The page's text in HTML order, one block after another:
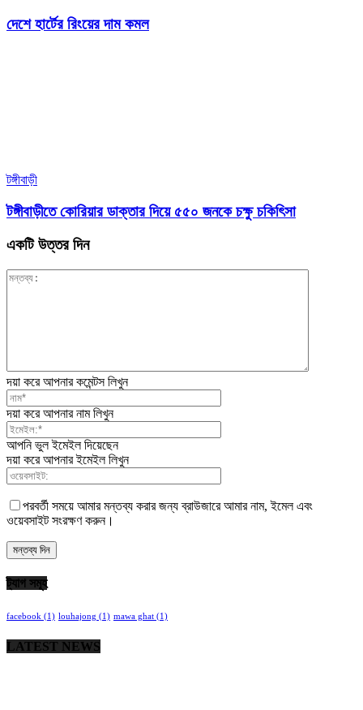
দেশে হার্টের রিংয়ের দাম কমল
টঙ্গীবাড়ী
টঙ্গীবাড়ীতে কোরিয়ার ডাক্তার দিয়ে ৫৫০ জনকে চক্ষু চকিৎিসা
একটি উত্তর দিন
দয়া করে আপনার কমেন্টস লিখুন
দয়া করে আপনার নাম লিখুন
আপনি ভুল ইমেইল দিয়েছেন
দয়া করে আপনার ইমেইল লিখুন
পরবর্তী সময়ে আমার মন্তব্য করার জন্য ব্রাউজারে আমার নাম, ইমেল এবং
ওয়েবসাইট সংরক্ষণ করুন।
ট্যাগ সমূহ
facebook (1) louhajong (1) mawa ghat (1)
LATEST NEWS